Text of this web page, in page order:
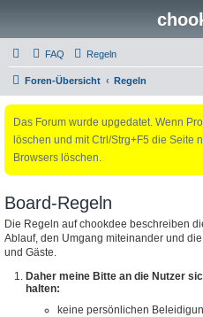
FAQ Regeln
Foren-Übersicht Regeln
Das Forum wurde upgedatet. Wenn
löschen und mit Ctrl/Strg+F5 die Seite
Browsers löschen.
Board-Regeln
Die Regeln auf chookdee beschreiben
Ablauf, den Umgang miteinander und
und Gäste.
Daher meine Bitte an die Nutzer
halten:
keine persönlichen